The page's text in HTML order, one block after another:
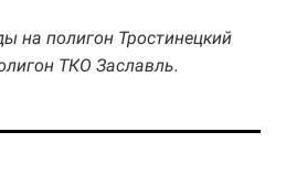
на полигон Тростинецкий
ТКО Заславль.